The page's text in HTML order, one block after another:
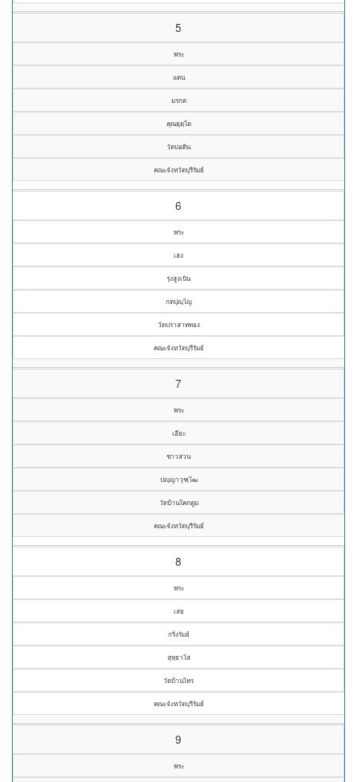
5
พระ
แตน
มรกต
คุณยุตฺโต
วัดบ่อดิน
คณะจังหวัดบุรีรัมย์
6
พระ
เฮง
รุ่งสูงเนิน
กตปุญฺโญ
วัดปราสาททอง
คณะจังหวัดบุรีรัมย์
7
พระ
เอียะ
ชาวสวน
ปญฺญาวุฑฺโฒ
วัดบ้านโคกตูม
คณะจังหวัดบุรีรัมย์
8
พระ
เสย
กริ่งรัมย์
สุทฺธาโส
วัดบ้านไทร
คณะจังหวัดบุรีรัมย์
9
พระ